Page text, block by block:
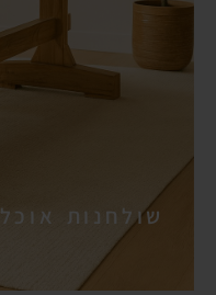
שולחנות אוכל